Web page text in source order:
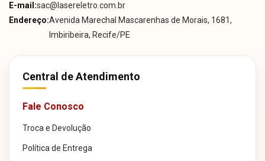
E-mail:sac@lasereletro.com.br
Endereço:Avenida Marechal Mascarenhas de Morais, 1681,
Imbiribeira, Recife/PE
Central de Atendimento
Fale Conosco
Troca e Devolução
Política de Entrega